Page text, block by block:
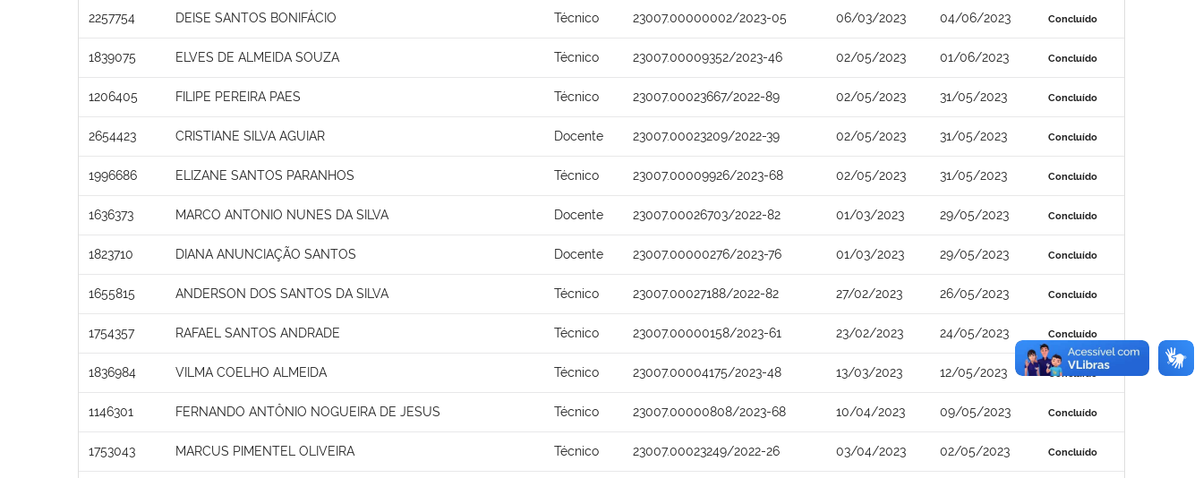
2257754 DEISE SANTOS BONIFÁCIO Técnico 23007.00000002/2023-05 06/03/2023 04/06/2023 Concluído
1839075 ELVES DE ALMEIDA SOUZA Técnico 23007.00009352/2023-46 02/05/2023 01/06/2023 Concluído
1206405 FILIPE PEREIRA PAES Técnico 23007.00023667/2022-89 02/05/2023 31/05/2023 Concluído
2654423 CRISTIANE SILVA AGUIAR Docente 23007.00023209/2022-39 02/05/2023 31/05/2023 Concluído
1996686 ELIZANE SANTOS PARANHOS Técnico 23007.00009926/2023-68 02/05/2023 31/05/2023 Concluído
1636373 MARCO ANTONIO NUNES DA SILVA Docente 23007.00026703/2022-82 01/03/2023 29/05/2023 Concluído
1823710 DIANA ANUNCIAÇÃO SANTOS Docente 23007.00000276/2023-76 01/03/2023 29/05/2023 Concluído
1655815 ANDERSON DOS SANTOS DA SILVA Técnico 23007.00027188/2022-82 27/02/2023 26/05/2023 Concluído
1754357 RAFAEL SANTOS ANDRADE Técnico 23007.00000158/2023-61 23/02/2023 24/05/2023 Concluído
1836984 VILMA COELHO ALMEIDA Técnico 23007.00004175/2023-48 13/03/2023 12/05/2023 Concluído
1146301 FERNANDO ANTÔNIO NOGUEIRA DE JESUS Técnico 23007.00000808/2023-68 10/04/2023 09/05/2023 Concluído
1753043 MARCUS PIMENTEL OLIVEIRA Técnico 23007.00023249/2022-26 03/04/2023 02/05/2023 Concluído